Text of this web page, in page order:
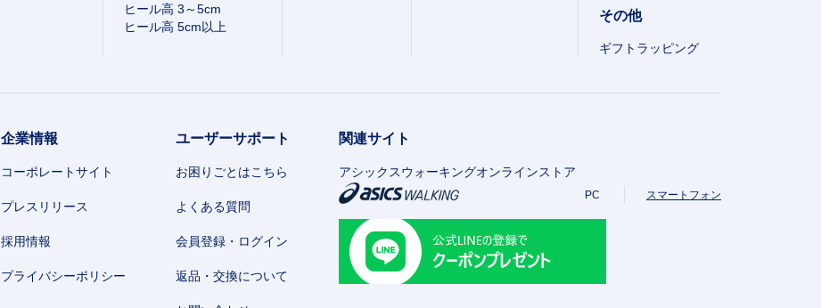
ヒール高 3～5cm
ヒール高 5cm以上
その他
ギフトラッピング
企業情報
コーポレートサイト
プレスリリース
採用情報
プライバシーポリシー
ユーザーサポート
お困りごとはこちら
よくある質問
会員登録・ログイン
返品・交換について
関連サイト
アシックスウォーキングオンラインストア
PC スマートフォン